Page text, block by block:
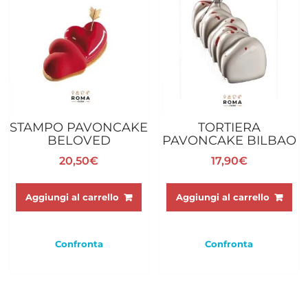
STAMPO PAVONCAKE
BELOVED
20,50€
Aggiungi al carrello
Confronta
TORTIERA
PAVONCAKE BILBAO
17,90€
Aggiungi al carrello
Confronta